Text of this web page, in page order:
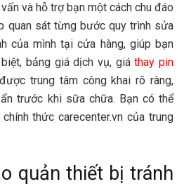
và hỗ trợ bạn một cách chu đáo
quan sát từng bước quy trình sửa
của mình tại cửa hàng, giúp bạn
bảng giá dịch vụ, giáthay pin
trung tâm công khai rõ ràng,
trước khi sữa chữa. Bạn có thể
thức carecenter.vn của trung
quản thiết bị tránh